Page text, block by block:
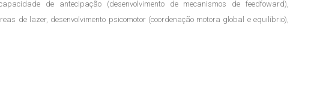
de antecipação (desenvolvimento de mecanismos de feedfoward),
de lazer, desenvolvimento psicomotor (coordenação motora global e equilíbrio),